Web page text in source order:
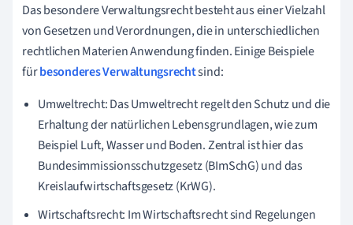
Das besondere Verwaltungsrecht besteht aus einer Vielzahl
von Gesetzen und Verordnungen, die in unterschiedlichen
rechtlichen Materien Anwendung finden. Einige Beispiele
fürbesonderes Verwaltungsrechtsind:
Umweltrecht: Das Umweltrecht regelt den Schutz und die
Erhaltung der natürlichen Lebensgrundlagen, wie zum
Beispiel Luft, Wasser und Boden. Zentral ist hier das
Bundesimmissionsschutzgesetz (BImSchG) und das
Kreislaufwirtschaftsgesetz (KrWG).
Wirtschaftsrecht: Im Wirtschaftsrecht sind Regelungen